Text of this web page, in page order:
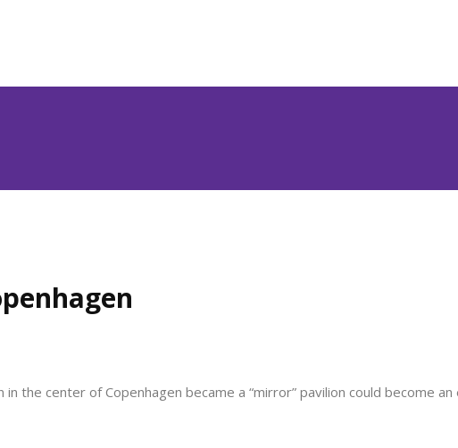
center of Copenhagen became a “mirror” pavilion could become